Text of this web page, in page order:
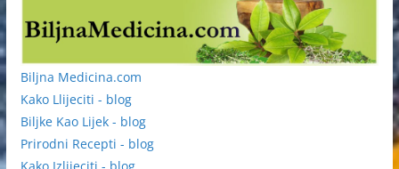
Biljna Medicina.com
Kako Llijeciti - blog
Biljke Kao Lijek - blog
Prirodni Recepti - blog